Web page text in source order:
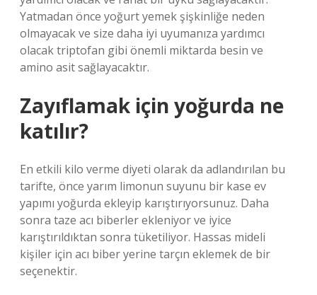
Yatmadan önce yoğurt yemek şişkinliğe neden
olmayacak ve size daha iyi uyumanıza yardımcı
olacak triptofan gibi önemli miktarda besin ve
amino asit sağlayacaktır.
Zayıflamak için yoğurda ne
katılır?
En etkili kilo verme diyeti olarak da adlandırılan bu
tarifte, önce yarım limonun suyunu bir kase ev
yapımı yoğurda ekleyip karıştırıyorsunuz. Daha
sonra taze acı biberler ekleniyor ve iyice
karıştırıldıktan sonra tüketiliyor. Hassas mideli
kişiler için acı biber yerine tarçın eklemek de bir
seçenektir.